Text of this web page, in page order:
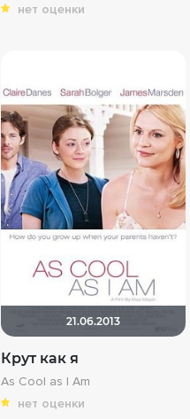
нет оценки
21.06.2013
Крут как я
As Cool as I Am
нет оценки